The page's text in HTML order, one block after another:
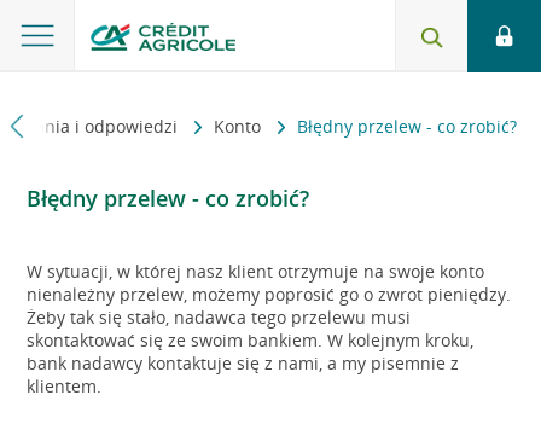
Pytania i odpowiedzi Konto Błędny przelew - co zrobić?
Błędny przelew - co zrobić?
W sytuacji, w której nasz klient otrzymuje na swoje konto
nienależny przelew, możemy poprosić go o zwrot pieniędzy.
Żeby tak się stało, nadawca tego przelewu musi
skontaktować się ze swoim bankiem. W kolejnym kroku,
bank nadawcy kontaktuje się z nami, a my pisemnie z
klientem.